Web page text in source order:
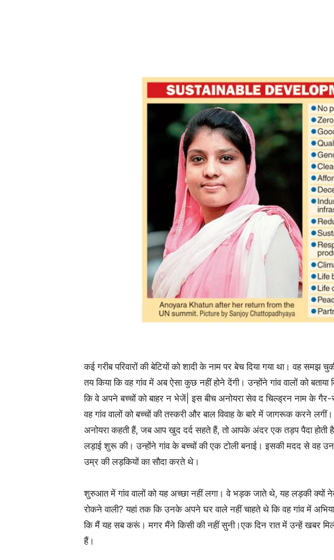
कई गरीब परिवारों की बेटियों को शादी के नाम पर बेच दिया गया था। वह समझ
तय किया कि वह गांव में अब ऐसा कुछ नहीं होने देंगी। उन्होंने गांव वालों को
कि वे अपने बच्चों को बाहर न भेजें| इस बीच अनोयरा सेव द चिल्ड्रन नाम के
वह गांव वालों को बच्चों की तस्करी और बाल विवाह के बारे में जागरूक करने लगीं।
अनोयरा कहती हैं, जब आप खुद दर्द सहते हैं, तो आपके अंदर एक तड़प पैदा होती
लड़ाई शुरू की। उन्होंने गांव के बच्चों की एक टोली बनाई। इसकी मदद से वह
उम्र की लड़कियों का सौदा करते थे।
शुरुआत में गांव वालों को यह अच्छा नहीं लगा। वे भड़क जाते थे, यह लड़की क्यों
रोकने वाली? यहां तक कि उनके अपने घर वाले नहीं चाहते थे कि वह गांव में
कि मैं यह सब करूं। मगर मैंने किसी की नहीं सुनी।एक दिन रात में उन्हें खबर
हैं।